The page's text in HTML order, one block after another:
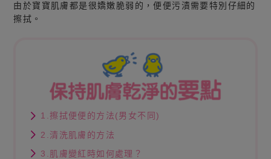
由於寶寶肌膚都是很嬌嫩脆弱的，便便污漬需要特別仔細的
擦拭。
1.擦拭便便的方法(男女不同)
2.清洗肌膚的方法
3.肌膚變紅時如何處理？